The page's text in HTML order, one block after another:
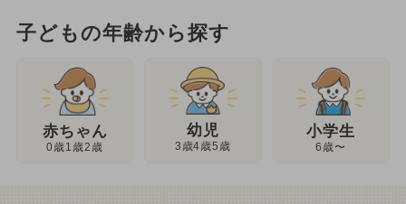
子どもの年齢から探す
赤ちゃん
0歳1歳2歳
幼児
3歳4歳5歳
小学生
6歳〜